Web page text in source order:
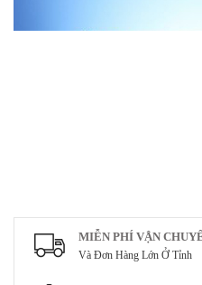
MIỄN PHÍ VẬN
Và Đơn Hàng Lớn Ở Tỉnh